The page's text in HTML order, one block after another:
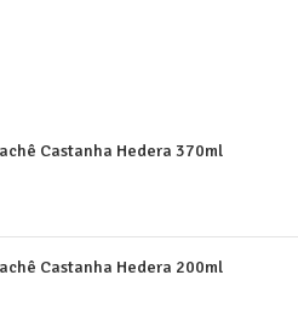
Castanha Hedera 370ml
Castanha Hedera 200ml